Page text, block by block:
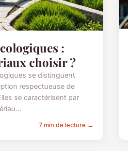
:
choisir ?
se distinguent
respectueuse de
se caractérisent par
7 min de lecture →